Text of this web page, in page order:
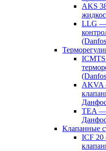
AKS
LLG —
AKVA
TEA —
Клапанные
ICF